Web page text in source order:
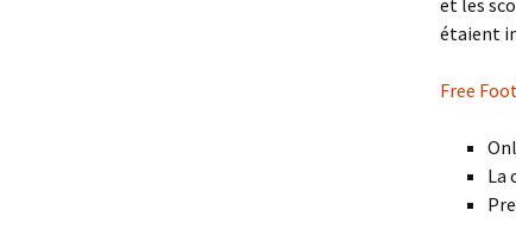
et les
étaient
Free
La